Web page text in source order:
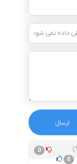
0
0